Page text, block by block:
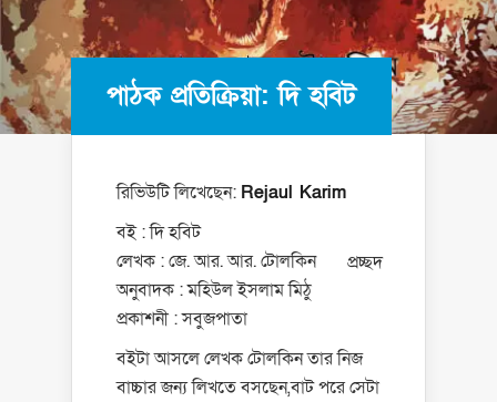
পাঠক প্রতিক্রিয়া: দি হবিট
রিভিউটি লিখেছেন: Rejaul Karim
প্রচ্ছদ
বই : দি হবিট
লেখক : জে. আর. আর. টোলকিন
অনুবাদক : মহিউল ইসলাম মিঠু
প্রকাশনী : সবুজপাতা
বইটা আসলে লেখক টোলকিন তার নিজ
বাচ্চার জন্য লিখতে বসছেন,বাট পরে সেটা